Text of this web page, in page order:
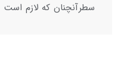
سطرآنچنان که لازم است